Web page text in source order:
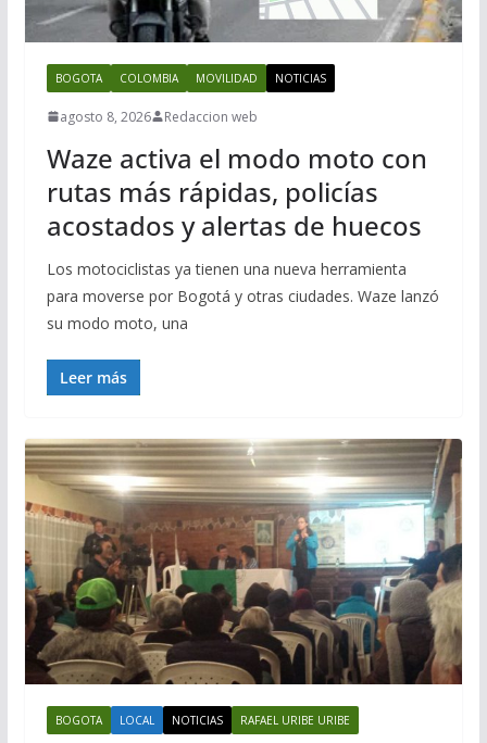
BOGOTA COLOMBIA MOVILIDAD NOTICIAS
agosto 8, 2026 Redaccion web
Waze activa el modo moto con
rutas más rápidas, policías
acostados y alertas de huecos
Los motociclistas ya tienen una nueva herramienta
para moverse por Bogotá y otras ciudades. Waze lanzó
su modo moto, una
Leer más
BOGOTA LOCAL NOTICIAS RAFAEL URIBE URIBE